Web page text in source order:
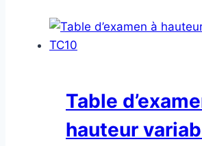
Table
hauteur